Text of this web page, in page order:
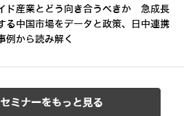
ド産業とどう向き合うべきか 急成長
る中国市場をデータと政策、日中連携
例から読み解く
ミナーをもっと見る